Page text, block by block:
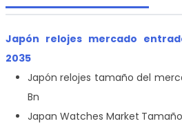
Japón relojes mercado
2035
Japón relojes tamaño del
Bn
Japan Watches Market